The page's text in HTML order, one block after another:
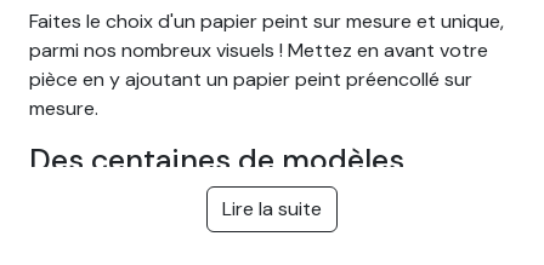
Faites le choix d'un papier peint sur mesure et unique,
parmi nos nombreux visuels ! Mettez en avant votre
pièce en y ajoutant un papier peint préencollé sur
mesure.
Des centaines de modèles
Choisissez parmi notre large gamme de papiers peints
Lire la suite